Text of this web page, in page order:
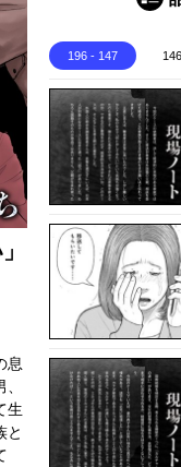
息
生
と
196 - 147